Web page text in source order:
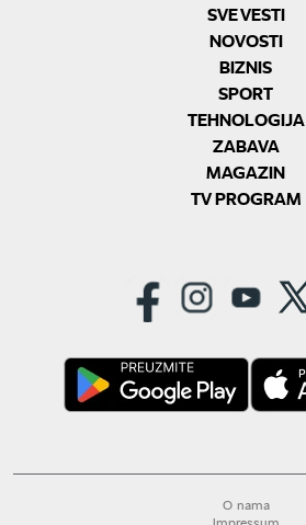
SVE VESTI
NOVOSTI
BIZNIS
SPORT
TEHNOLOGIJA
ZABAVA
MAGAZIN
TV PROGRAM
O nama